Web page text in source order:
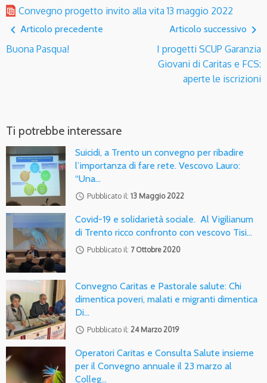
Convegno progetto invito alla vita 13 maggio 2022
navigate_before Articolo precedente
Buona Pasqua!
Articolo successivo navigate_next
I progetti SCUP Garanzia
Giovani di Caritas e FCS:
aperte le iscrizioni
Ti potrebbe interessare
Suicidi, a Trento un convegno per ribadire
l’importanza di fare rete. Vescovo Lauro:
“Una…
access_time Pubblicato il: 13 Maggio 2022
Covid-19 e solidarietà sociale. Al Vigilianum
di Trento ricco confronto con vescovo Tisi…
access_time Pubblicato il: 7 Ottobre 2020
Convegno Caritas e Pastorale salute: Chi
dimentica poveri, malati e migranti dimentica
Di…
access_time Pubblicato il: 24 Marzo 2019
Operatori Caritas e Consulta Salute insieme
per il Convegno annuale il 23 marzo al
Colleg…